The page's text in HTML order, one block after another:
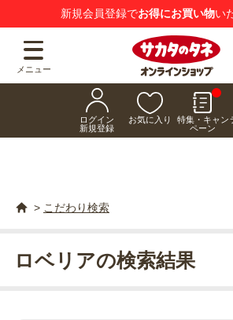
新規会員登録でお得にお買い物い
メニュー
ログイン
新規登録
お気に入り
特集・キャン
ペーン
> こだわり検索
ロベリアの検索結果